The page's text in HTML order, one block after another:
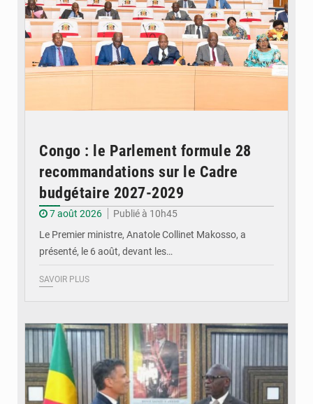
Congo : le Parlement formule 28
recommandations sur le Cadre
budgétaire 2027-2029
7 août 2026
Publié à 10h45
Le Premier ministre, Anatole Collinet Makosso, a
présenté, le 6 août, devant les…
SAVOIR PLUS